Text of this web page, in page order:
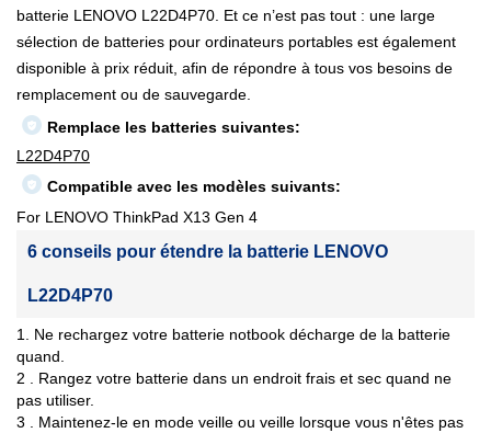
batterie LENOVO L22D4P70. Et ce n’est pas tout : une large
sélection de batteries pour ordinateurs portables est également
disponible à prix réduit, afin de répondre à tous vos besoins de
remplacement ou de sauvegarde.
Remplace les batteries suivantes:
L22D4P70
Compatible avec les modèles suivants:
For LENOVO ThinkPad X13 Gen 4
6 conseils pour étendre la batterie LENOVO
L22D4P70
1. Ne rechargez votre batterie notbook décharge de la batterie
quand.
2 . Rangez votre batterie dans un endroit frais et sec quand ne
pas utiliser.
3 . Maintenez-le en mode veille ou veille lorsque vous n'êtes pas